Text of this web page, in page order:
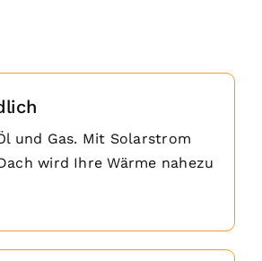
und Gas. Mit Solarstrom
wird Ihre Wärme nahezu